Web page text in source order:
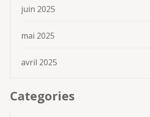
juin 2025
mai 2025
avril 2025
Categories